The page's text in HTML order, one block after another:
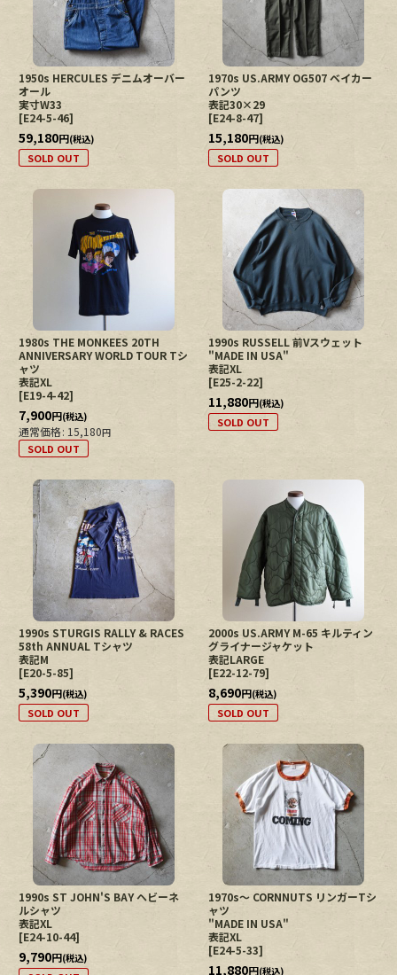
1950s HERCULES デニムオーバー
オール
実寸W33
[E24-5-46]
59,180円(税込)
SOLD OUT
1970s US.ARMY OG507 ベイカー
パンツ
表記30×29
[E24-8-47]
15,180円(税込)
SOLD OUT
1980s THE MONKEES 20TH
ANNIVERSARY WORLD TOUR Tシ
ャツ
表記XL
[E19-4-42]
7,900円(税込)
通常価格: 15,180円
SOLD OUT
1990s RUSSELL 前Vスウェット
"MADE IN USA"
表記XL
[E25-2-22]
11,880円(税込)
SOLD OUT
1990s STURGIS RALLY & RACES
58th ANNUAL Tシャツ
表記M
[E20-5-85]
5,390円(税込)
SOLD OUT
2000s US.ARMY M-65 キルティン
グライナージャケット
表記LARGE
[E22-12-79]
8,690円(税込)
SOLD OUT
1990s ST JOHN'S BAY ヘビーネ
ルシャツ
表記XL
[E24-10-44]
9,790円(税込)
1970s〜 CORNNUTS リンガーTシ
ャツ
"MADE IN USA"
表記XL
[E24-5-33]
11,880円(税込)